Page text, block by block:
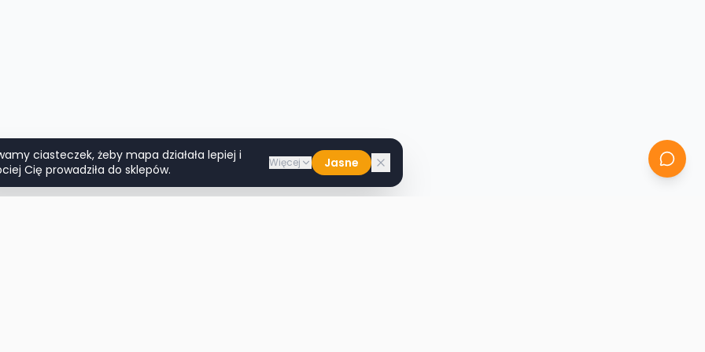
ciasteczek, żeby mapa działała lepiej i
Cię prowadziła do sklepów.
Więcej Jasne